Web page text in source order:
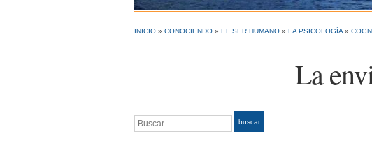
INICIO » CONOCIENDO » EL SER HUMANO » LA PSICOLOGÍA »
La
Buscar buscar